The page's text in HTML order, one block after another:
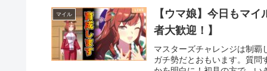
マイル
【ウマ娘】今日もマ
者大歓迎！】
マスターズチャレンジは制
ガチ勢だとおもいます。質問